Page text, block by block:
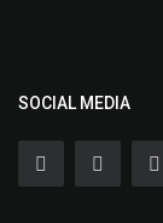
SOCIAL MEDIA